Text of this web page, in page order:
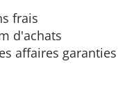
frais
d'achats
affaires garanties